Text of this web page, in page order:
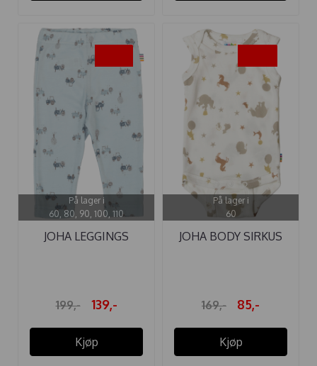
På lager i
60, 80, 90, 100, 110
JOHA LEGGINGS
199,- 139,-
Kjøp
På lager i
60
JOHA BODY SIRKUS
169,- 85,-
Kjøp